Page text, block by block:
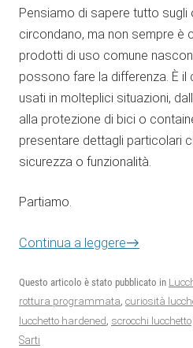
Pensiamo di sapere tutto sugli
circondano, ma non sempre è
prodotti di uso comune
possono fare la differenza. È il
usati in molteplici situazioni,
alla protezione di bici o
presentare dettagli particolari
sicurezza o funzionalità.
Partiamo.
Continua a leggere→
Questo articolo è stato pubblicato in
rottura programmata, curiosità
lucchetto hardened, scrocchi lucchetto
Sarti